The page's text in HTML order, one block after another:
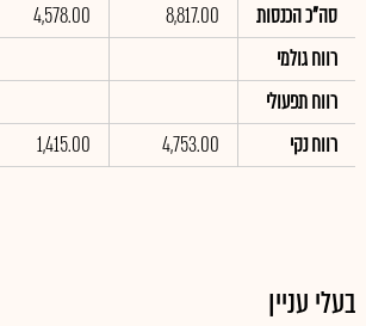
סה"כ הכנסות
8,817.00
4,578.00
רווח גולמי
רווח תפעולי
רווח נקי
4,753.00
1,415.00
בעלי עניין